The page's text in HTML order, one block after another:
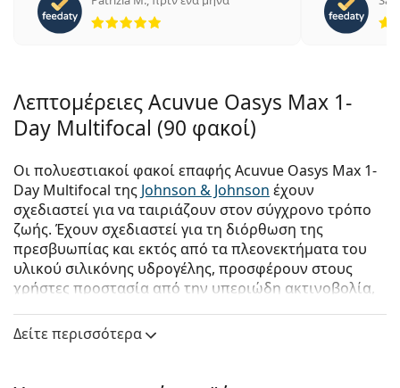
5 αξιολογήσεις από 5
Λεπτομέρειες Acuvue Oasys Max 1-
Day Multifocal (90 φακοί)
Οι πολυεστιακοί φακοί επαφής Acuvue Oasys Max 1-
Day Multifocal της Johnson & Johnson έχουν
σχεδιαστεί για να ταιριάζουν στον σύγχρονο τρόπο
ζωής. Έχουν σχεδιαστεί για τη διόρθωση της
πρεσβυωπίας και εκτός από τα πλεονεκτήματα του
υλικού σιλικόνης υδρογέλης, προσφέρουν στους
χρήστες προστασία από την υπεριώδη ακτινοβολία,
παρέχουν τόσο εξαιρετική όραση όσο και υψηλή
άνεση στη χρήση.
Δείτε περισσότερα